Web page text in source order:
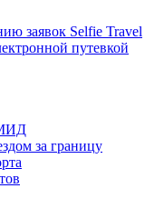
заявок Selfie Travel
путевкой
за границу